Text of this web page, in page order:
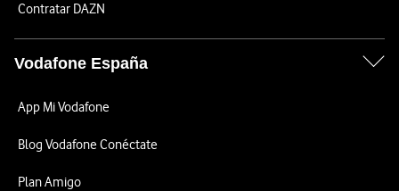
Contratar DAZN
Vodafone España
App Mi Vodafone
Blog Vodafone Conéctate
Plan Amigo